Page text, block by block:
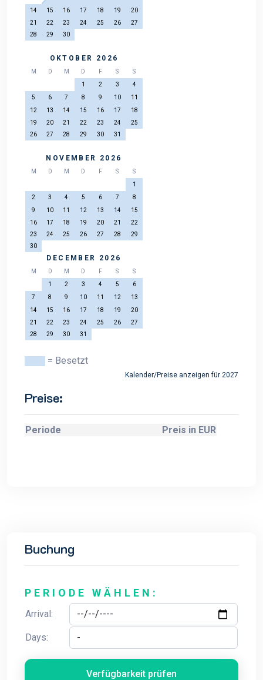
14
15 16 17 18 19
20
21
22 23 24 25 26
27
28
29 30
OKTOBER 2026
M D M D F S
S
1
2 3
4
5
6 7 8 9 10
11
12
13 14 15 16 17
18
19
20 21 22 23 24
25
26
27 28 29 30 31
NOVEMBER 2026
M D M D F S
S
1
2
3 4 5 6 7
8
9
10 11 12 13 14
15
16
17 18 19 20 21
22
23
24 25 26 27 28
29
30
DECEMBER 2026
M D M D F S
S
1
2 3 4 5
6
7
8 9 10 11 12
13
14
15 16 17 18 19
20
21
22 23 24 25 26
27
28
29 30 31
= Besetzt
Kalender/Preise anzeigen für 2027
Preise:
Periode Preis in EUR
Buchung
PERIODE WÄHLEN:
Arrival:
Days:
Verfügbarkeit prüfen